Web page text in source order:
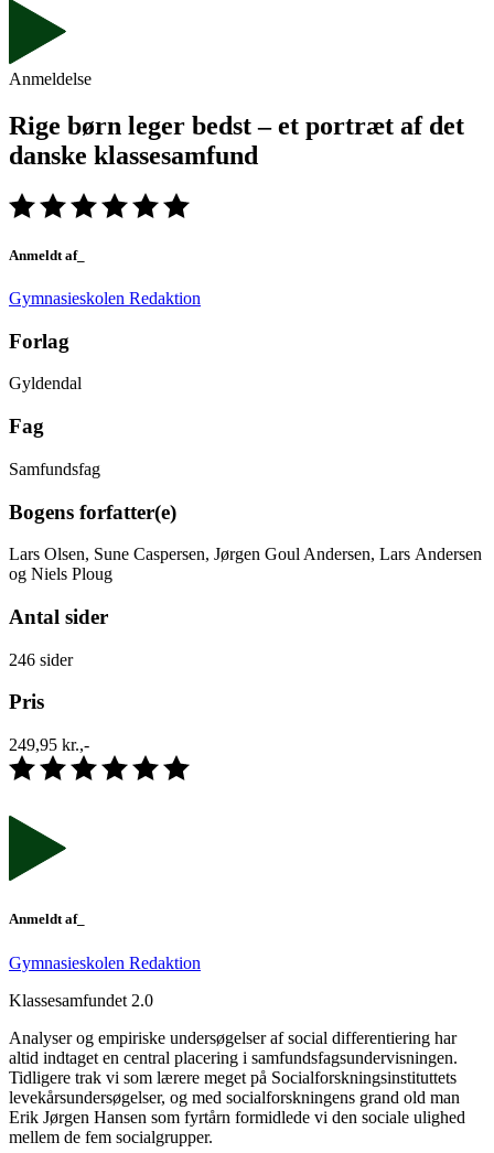
Anmeldelse
Rige børn leger bedst – et portræt af det
danske klassesamfund
Anmeldt af_
Gymnasieskolen Redaktion
Forlag
Gyldendal
Fag
Samfundsfag
Bogens forfatter(e)
Lars Olsen, Sune Caspersen, Jørgen Goul Andersen, Lars Andersen
og Niels Ploug
Antal sider
246 sider
Pris
249,95 kr.,-
Anmeldt af_
Gymnasieskolen Redaktion
Klassesamfundet 2.0
Analyser og empiriske undersøgelser af social differentiering har
altid indtaget en central placering i samfundsfagsundervisningen.
Tidligere trak vi som lærere meget på Socialforskningsinstituttets
levekårsundersøgelser, og med socialforskningens grand old man
Erik Jørgen Hansen som fyrtårn formidlede vi den sociale ulighed
mellem de fem socialgrupper.